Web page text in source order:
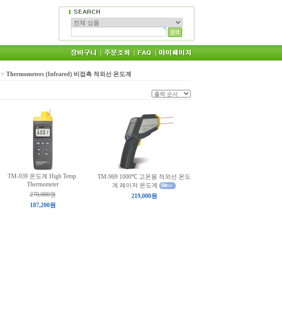
> Thermometers (Infrared) 비접촉 적외선 온도계
TM-939 온도계 High Temp.
Thermometer
270,000원
187,200원
TM-969 1000℃ 고온용 적외선 온도
계 레이저 온도계
219,000원